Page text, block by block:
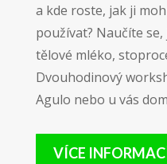
a kde roste, jak ji
používat? Naučíte
tělové mléko,
Dvouhodinový
Agulo nebo u vás
VÍCE